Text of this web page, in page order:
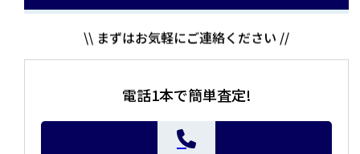
\\ まずはお気軽にご連絡ください //
電話1本で簡単査定!